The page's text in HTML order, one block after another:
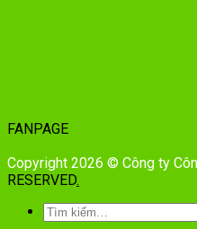
FANPAGE
Copyright 2026 © Công ty
RESERVED.